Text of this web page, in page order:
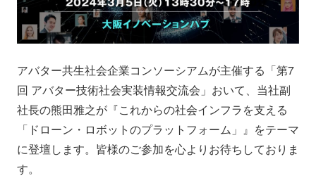
アバター共生社会企業コンソーシアムが主催する「第7
回 アバター技術社会実装情報交流会」おいて、当社副
社長の熊田雅之が『これからの社会インフラを支える
「ドローン・ロボットのプラットフォーム」』をテーマ
に登壇します。皆様のご参加を心よりお待ちしておりま
す。